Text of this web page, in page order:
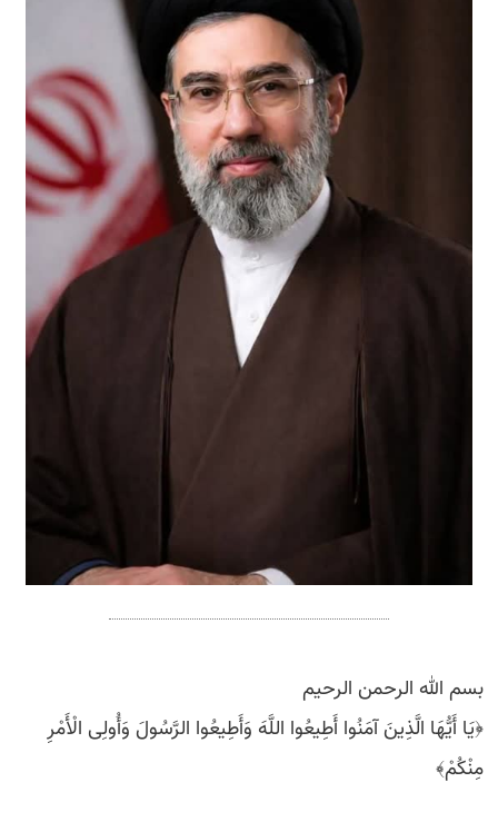
بسم الله الرحمن الرحیم
﴿یَا أَیُّهَا الَّذِینَ آمَنُوا أَطِیعُوا اللَّهَ وَأَطِیعُوا الرَّسُولَ وَأُولِی الْأَمْرِ
مِنْکُمْ﴾